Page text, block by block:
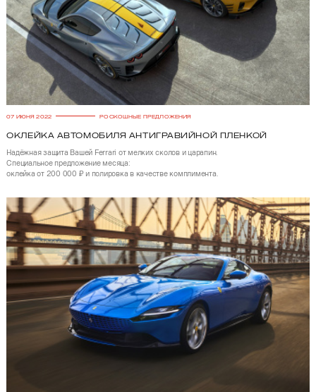
07 ИЮНЯ 2022 РОСКОШНЫЕ ПРЕДЛОЖЕНИЯ
Оклейка автомобиля антигравийной пленкой
Надёжная защита Вашей Ferrari от мелких сколов и царапин.
Специальное предложение месяца:
оклейка от 200 000 ₽ и полировка в качестве комплимента.